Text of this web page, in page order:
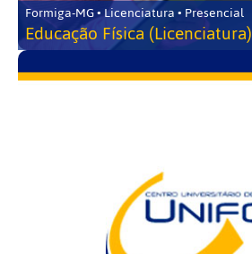
Formiga-MG • Licenciatura • Presencial
Educação Física (Licenciatura)